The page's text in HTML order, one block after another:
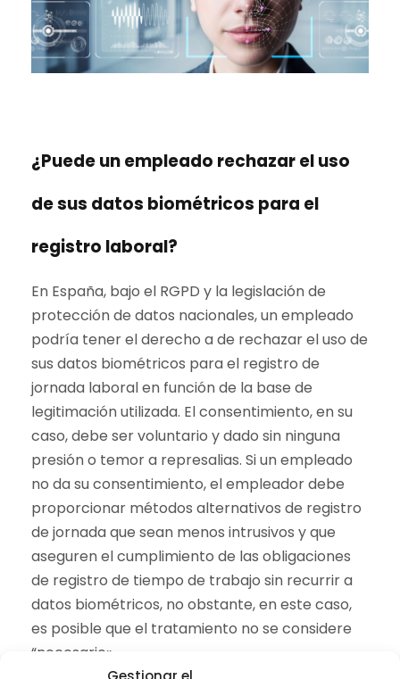
¿Puede un empleado rechazar el uso
de sus datos biométricos para el
registro laboral?
En España, bajo el RGPD y la legislación de
protección de datos nacionales, un empleado
podría tener el derecho a de rechazar el uso de
sus datos biométricos para el registro de
jornada laboral en función de la base de
legitimación utilizada. El consentimiento, en su
caso, debe ser voluntario y dado sin ninguna
presión o temor a represalias. Si un empleado
no da su consentimiento, el empleador debe
proporcionar métodos alternativos de registro
de jornada que sean menos intrusivos y que
aseguren el cumplimiento de las obligaciones
de registro de tiempo de trabajo sin recurrir a
datos biométricos, no obstante, en este caso,
es posible que el tratamiento no se considere
“necesario».